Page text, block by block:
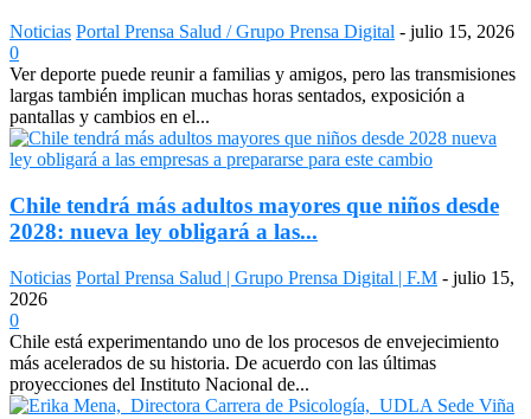
Noticias Portal Prensa Salud / Grupo Prensa Digital - julio 15, 2026
0
Ver deporte puede reunir a familias y amigos, pero las transmisiones
largas también implican muchas horas sentados, exposición a
pantallas y cambios en el...
Chile tendrá más adultos mayores que niños desde
2028: nueva ley obligará a las...
Noticias Portal Prensa Salud | Grupo Prensa Digital | F.M - julio 15,
2026
0
Chile está experimentando uno de los procesos de envejecimiento
más acelerados de su historia. De acuerdo con las últimas
proyecciones del Instituto Nacional de...